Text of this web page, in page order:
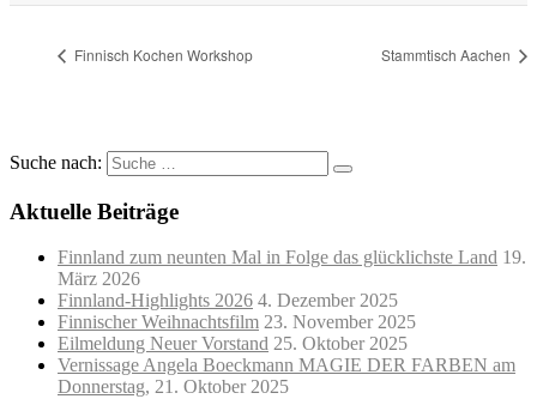
Finnisch Kochen Workshop Stammtisch Aachen
Suche nach:
Aktuelle Beiträge
Finnland zum neunten Mal in Folge das glücklichste Land 19.
März 2026
Finnland-Highlights 2026 4. Dezember 2025
Finnischer Weihnachtsfilm 23. November 2025
Eilmeldung Neuer Vorstand 25. Oktober 2025
Vernissage Angela Boeckmann MAGIE DER FARBEN am
Donnerstag, 21. Oktober 2025